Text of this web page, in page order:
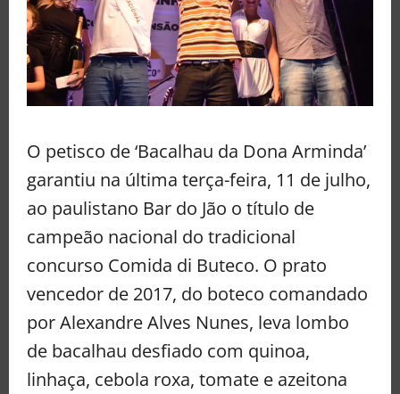
O petisco de ‘Bacalhau da Dona Arminda’
garantiu na última terça-feira, 11 de julho,
ao paulistano Bar do Jão o título de
campeão nacional do tradicional
concurso Comida di Buteco. O prato
vencedor de 2017, do boteco comandado
por Alexandre Alves Nunes, leva lombo
de bacalhau desfiado com quinoa,
linhaça, cebola roxa, tomate e azeitona